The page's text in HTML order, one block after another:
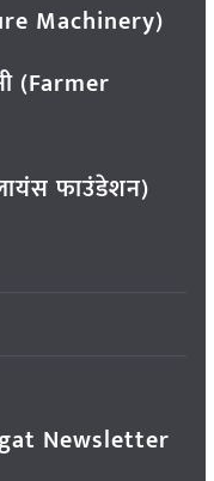
Machinery)
(Farmer
फाउंडेशन)
Newsletter